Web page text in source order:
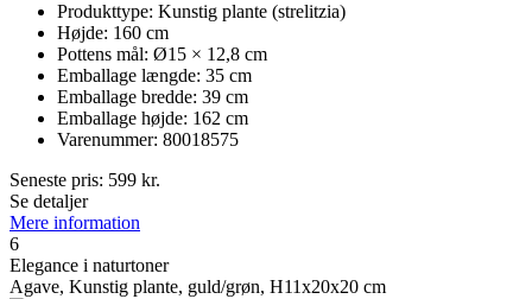
Produkttype: Kunstig plante (strelitzia)
Højde: 160 cm
Pottens mål: Ø15 × 12,8 cm
Emballage længde: 35 cm
Emballage bredde: 39 cm
Emballage højde: 162 cm
Varenummer: 80018575
Seneste pris: 599 kr.
Se detaljer
Mere information
6
Elegance i naturtoner
Agave, Kunstig plante, guld/grøn, H11x20x20 cm